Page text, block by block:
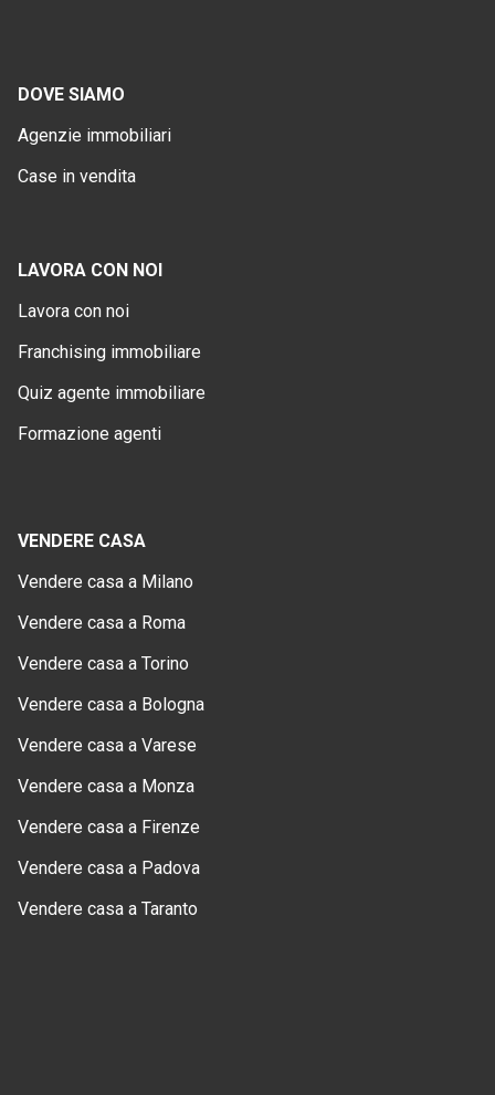
DOVE SIAMO
Agenzie immobiliari
Case in vendita
LAVORA CON NOI
Lavora con noi
Franchising immobiliare
Quiz agente immobiliare
Formazione agenti
VENDERE CASA
Vendere casa a Milano
Vendere casa a Roma
Vendere casa a Torino
Vendere casa a Bologna
Vendere casa a Varese
Vendere casa a Monza
Vendere casa a Firenze
Vendere casa a Padova
Vendere casa a Taranto